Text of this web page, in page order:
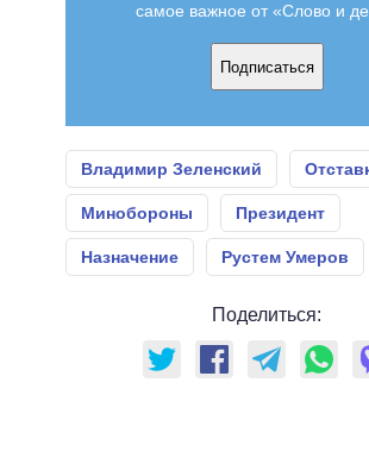
самое важное от «Слово и
Подписаться
Владимир Зеленский
Минобороны Президент
Назначение Рустем Умеров
Поделиться: